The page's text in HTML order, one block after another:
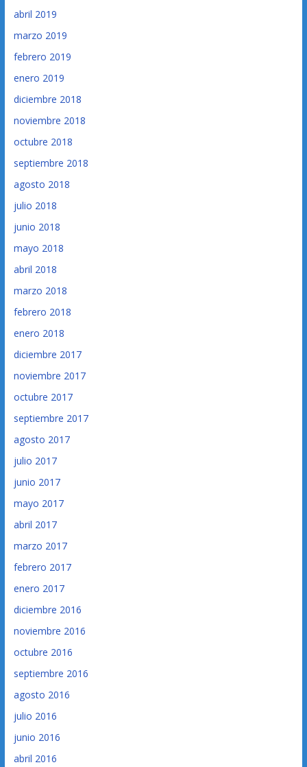
abril 2019
marzo 2019
febrero 2019
enero 2019
diciembre 2018
noviembre 2018
octubre 2018
septiembre 2018
agosto 2018
julio 2018
junio 2018
mayo 2018
abril 2018
marzo 2018
febrero 2018
enero 2018
diciembre 2017
noviembre 2017
octubre 2017
septiembre 2017
agosto 2017
julio 2017
junio 2017
mayo 2017
abril 2017
marzo 2017
febrero 2017
enero 2017
diciembre 2016
noviembre 2016
octubre 2016
septiembre 2016
agosto 2016
julio 2016
junio 2016
abril 2016